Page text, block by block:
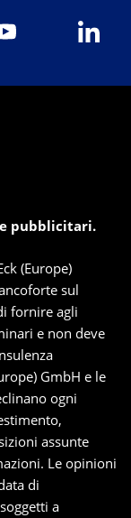
pubblicitari.
(Europe)
sul
fornire agli
e non deve
GmbH e le
ogni
assunte
Le opinioni
di
a